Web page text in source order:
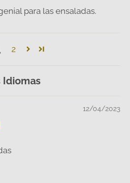
para las ensaladas.
2
Idiomas
12/04/2023